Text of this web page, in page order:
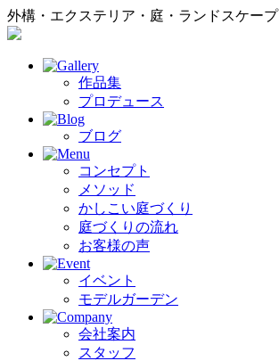
外構・エクステリア・庭・ランドスケープ
作品集
プロデュース
ブログ
コンセプト
メソッド
かしこい庭づくり
庭づくりの流れ
お客様の声
イベント
モデルガーデン
会社案内
スタッフ